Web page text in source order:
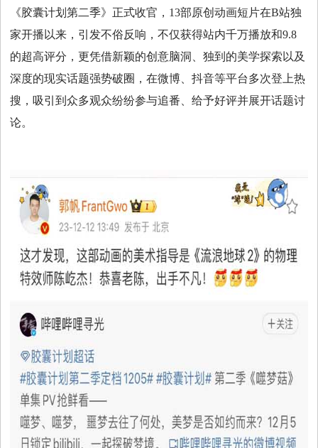
时
国
《胶囊计划第二季》正式收官，13部原创动画短片在B站独
家开播以来，引发不俗反响，不仅获得站内千万播放和9.8
的超高评分，更凭借新颖的创意脑洞、独到的美学探索以及
深度的现实话题强势破圈，在微博、抖音等平台多次登上热
搜，吸引到众多观众纷纷参与追番、给予好评并展开话题讨
论。